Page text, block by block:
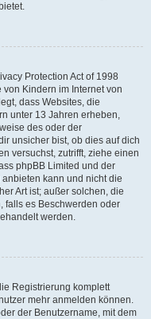
Protection Act of 1998
Kindern im Internet von
dass Websites, die
unter 13 Jahren erheben,
des oder der
unsicher bist, ob dies auf dich
versuchst, zutrifft, ziehe einen
phpBB Limited und der
kann und nicht die
Art ist; außer solchen, die
falls es Beschwerden oder
werden.
Registrierung komplett
mehr anmelden können.
der Benutzername, mit dem